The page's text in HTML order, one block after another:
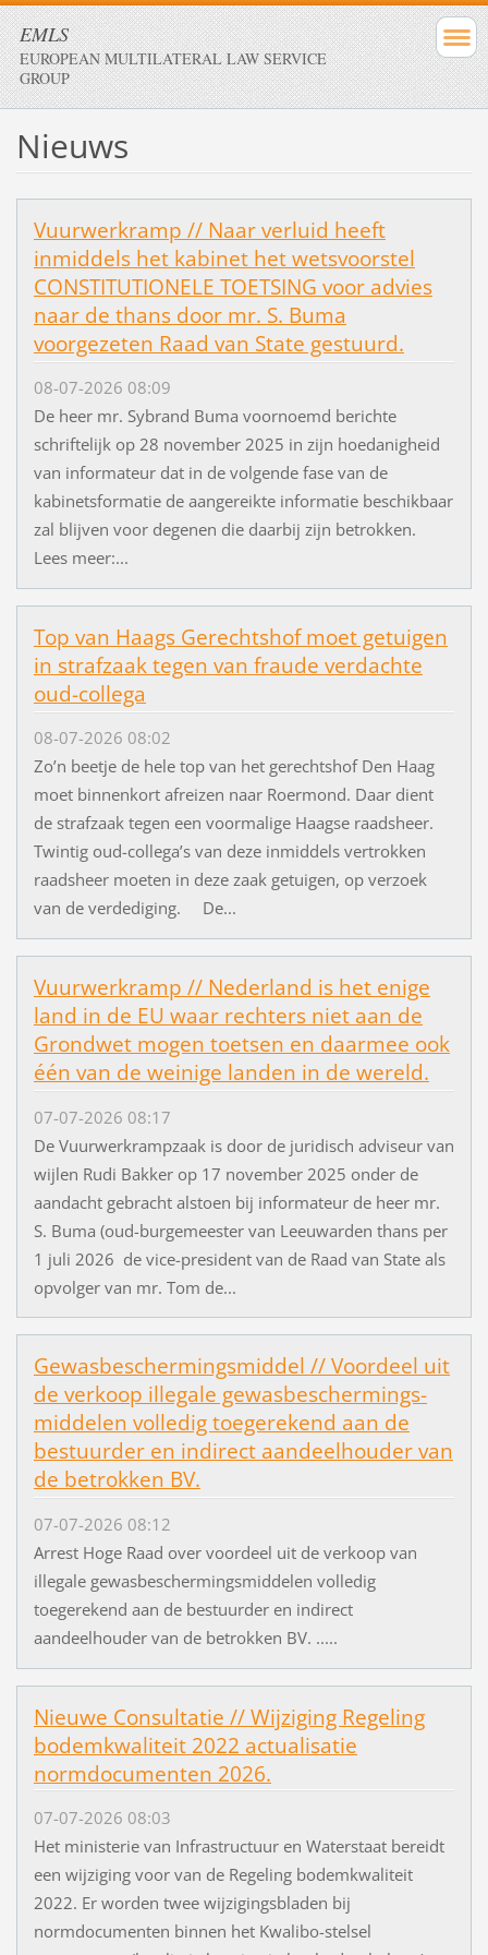
EMLS
EUROPEAN MULTILATERAL LAW SERVICE
GROUP
Nieuws
Vuurwerkramp // Naar verluid heeft
inmiddels het kabinet het wetsvoorstel
CONSTITUTIONELE TOETSING voor advies
naar de thans door mr. S. Buma
voorgezeten Raad van State gestuurd.
08-07-2026 08:09
De heer mr. Sybrand Buma voornoemd berichte
schriftelijk op 28 november 2025 in zijn hoedanigheid
van informateur dat in de volgende fase van de
kabinetsformatie de aangereikte informatie beschikbaar
zal blijven voor degenen die daarbij zijn betrokken.
Lees meer:...
Top van Haags Gerechtshof moet getuigen
in strafzaak tegen van fraude verdachte
oud-collega
08-07-2026 08:02
Zo’n beetje de hele top van het gerechtshof Den Haag
moet binnenkort afreizen naar Roermond. Daar dient
de strafzaak tegen een voormalige Haagse raadsheer.
Twintig oud-collega’s van deze inmiddels vertrokken
raadsheer moeten in deze zaak getuigen, op verzoek
van de verdediging. De...
Vuurwerkramp // Nederland is het enige
land in de EU waar rechters niet aan de
Grondwet mogen toetsen en daarmee ook
één van de weinige landen in de wereld.
07-07-2026 08:17
De Vuurwerkrampzaak is door de juridisch adviseur van
wijlen Rudi Bakker op 17 november 2025 onder de
aandacht gebracht alstoen bij informateur de heer mr.
S. Buma (oud-burgemeester van Leeuwarden thans per
1 juli 2026 de vice-president van de Raad van State als
opvolger van mr. Tom de...
Gewasbeschermingsmiddel // Voordeel uit
de verkoop illegale gewasbeschermings-
middelen volledig toegerekend aan de
bestuurder en indirect aandeelhouder van
de betrokken BV.
07-07-2026 08:12
Arrest Hoge Raad over voordeel uit de verkoop van
illegale gewasbeschermingsmiddelen volledig
toegerekend aan de bestuurder en indirect
aandeelhouder van de betrokken BV. .....
Nieuwe Consultatie // Wijziging Regeling
bodemkwaliteit 2022 actualisatie
normdocumenten 2026.
07-07-2026 08:03
Het ministerie van Infrastructuur en Waterstaat bereidt
een wijziging voor van de Regeling bodemkwaliteit
2022. Er worden twee wijzigingsbladen bij
normdocumenten binnen het Kwalibo-stelsel